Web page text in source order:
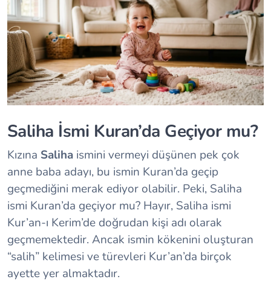
Saliha İsmi Kuran’da Geçiyor mu?
Kızına Saliha ismini vermeyi düşünen pek çok
anne baba adayı, bu ismin Kuran’da geçip
geçmediğini merak ediyor olabilir. Peki, Saliha
ismi Kuran’da geçiyor mu? Hayır, Saliha ismi
Kur’an-ı Kerim’de doğrudan kişi adı olarak
geçmemektedir. Ancak ismin kökenini oluşturan
“salih” kelimesi ve türevleri Kur’an’da birçok
ayette yer almaktadır.